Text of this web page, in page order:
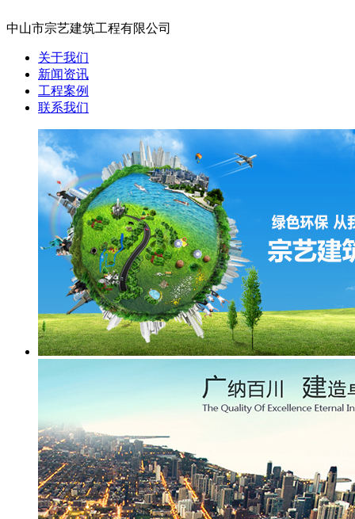
中山市宗艺建筑工程有限公司
关于我们
新闻资讯
工程案例
联系我们